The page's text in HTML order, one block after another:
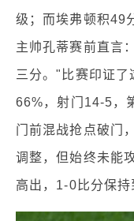
级；而埃弗顿积49
主帅孔蒂赛前直言
三分。"比赛印证了
66%，射门14-5，
门前混战抢点破门
调整，但始终未能
高出，1-0比分保持